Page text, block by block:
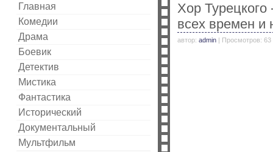
Главная
Комедии
Драма
Боевик
Детектив
Мистика
Фантастика
Исторический
Документальный
Мультфильм
Хор
всех времен и
автор: admin| Просмотров: 63